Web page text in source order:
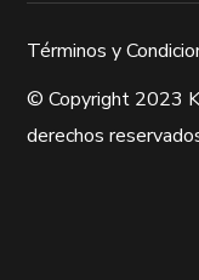
Términos y
© Copyright 2023
derechos